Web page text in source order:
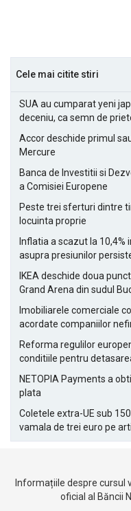
Cele mai citite stiri
SUA au cumparat yeni
deceniu, ca semn de
Accor deschide primul
Mercure
Banca de Investitii si
a Comisiei Europene
Peste trei sferturi dintre
locuinta proprie
Inflatia a scazut la
asupra presiunilor
IKEA deschide doua
Grand Arena din sudul
Imobiliarele comerciale
acordate companiilor
Reforma regulilor
conditiile pentru
NETOPIA Payments a
plata
Coletele extra-UE sub
vamala de trei euro pe
Informațiile despre cursul
oficial al Băncii